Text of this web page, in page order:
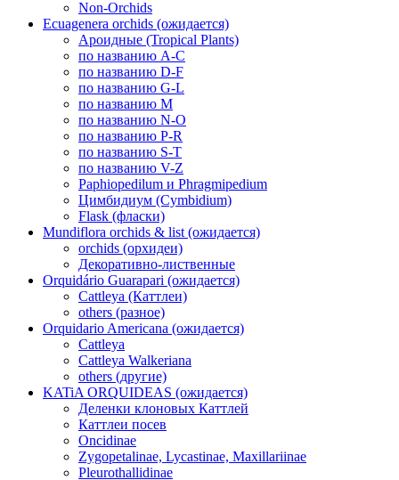
Non-Orchids
Ecuagenera orchids (ожидается)
Ароидные (Tropical Plants)
по названию A-C
по названию D-F
по названию G-L
по названию M
по названию N-O
по названию P-R
по названию S-T
по названию V-Z
Paphiopedilum и Phragmipedium
Цимбидиум (Cymbidium)
Flask (фласки)
Mundiflora orchids & list (ожидается)
orchids (орхидеи)
Декоративно-лиственные
Orquidário Guarapari (ожидается)
Cattleya (Каттлеи)
others (разное)
Orquidario Americana (ожидается)
Cattleya
Cattleya Walkeriana
others (другие)
KATiA ORQUIDEAS (ожидается)
Деленки клоновых Каттлей
Каттлеи посев
Oncidinae
Zygopetalinae, Lycastinae, Maxillariinae
Pleurothallidinae